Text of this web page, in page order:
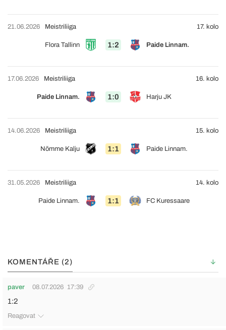
21.06.2026
Flora Tallinn 1:2 Paide Linnam.
Meistriliiga 17. kolo
17.06.2026
Paide Linnam. 1:0 Harju JK
Meistriliiga 16. kolo
14.06.2026
Nõmme Kalju 1:1 Paide Linnam.
Meistriliiga 15. kolo
31.05.2026
Paide Linnam. 1:1 FC Kuressaare
Meistriliiga 14. kolo
KOMENTÁŘE (2)
paver 08.07.2026 17:39
1:2
Reagovat